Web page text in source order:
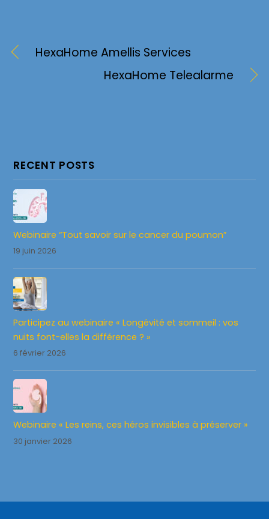
HexaHome Amellis Services
HexaHome Telealarme
RECENT POSTS
Webinaire “Tout savoir sur le cancer du poumon”
19 juin 2026
Participez au webinaire « Longévité et sommeil : vos
nuits font-elles la différence ? »
6 février 2026
Webinaire « Les reins, ces héros invisibles à préserver »
30 janvier 2026